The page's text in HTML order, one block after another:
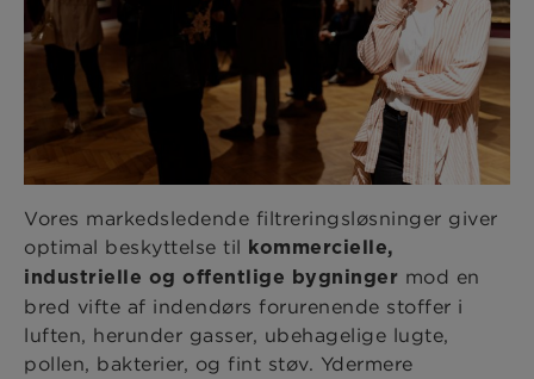
Vores markedsledende filtreringsløsninger giver
optimal beskyttelse til kommercielle,
industrielle og offentlige bygninger mod en
bred vifte af indendørs forurenende stoffer i
luften, herunder gasser, ubehagelige lugte,
pollen, bakterier, og fint støv. Ydermere